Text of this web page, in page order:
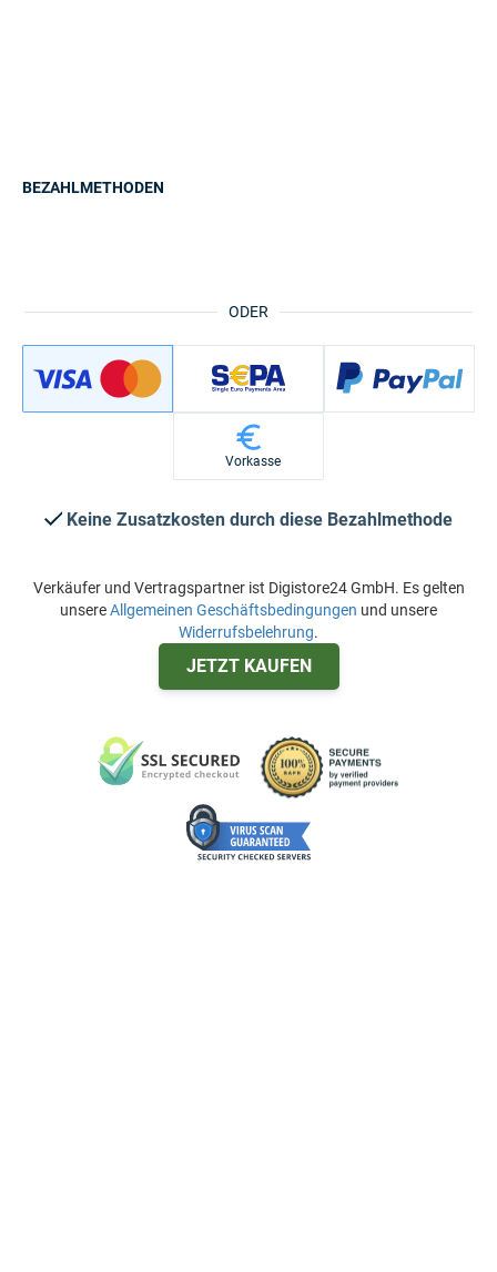
ODER
BEZAHLMETHODEN
Vorkasse
Keine Zusatzkosten durch diese Bezahlmethode
Verkäufer und Vertragspartner ist Digistore24 GmbH. Es gelten
unsereAllgemeinen Geschäftsbedingungen und unsere
Widerrufsbelehrung.
JETZT KAUFEN